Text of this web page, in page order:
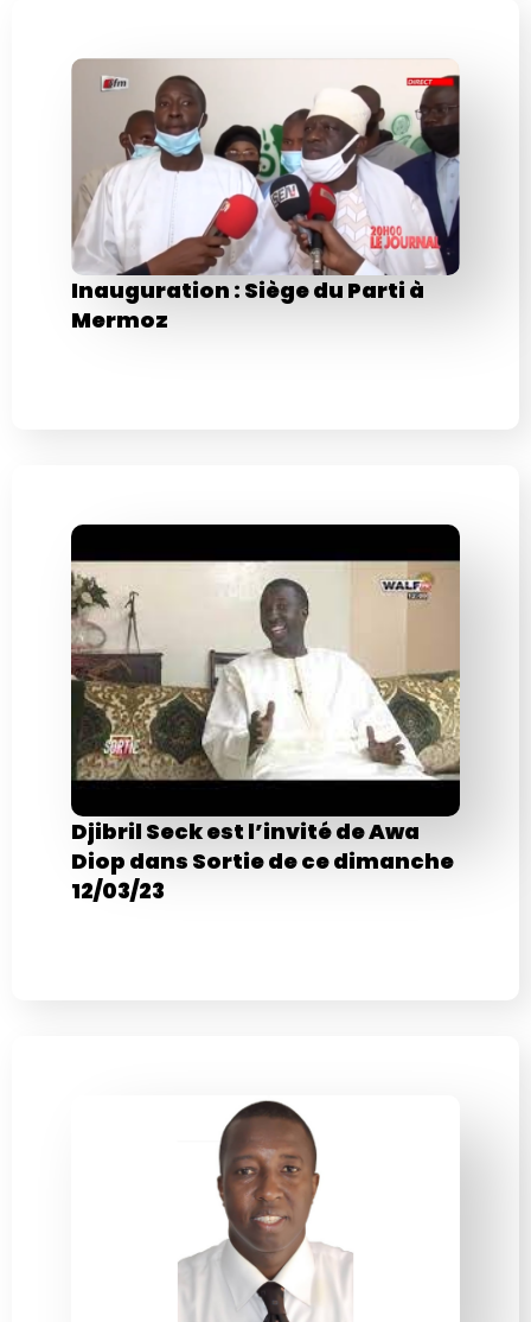
Inauguration : Siège du Parti à
Mermoz
Djibril Seck est l’invité de Awa
Diop dans Sortie de ce dimanche
12/03/23